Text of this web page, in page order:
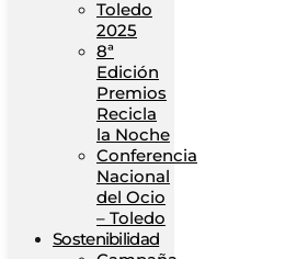
Toledo
2025
8ª
Edición
Premios
Recicla
la Noche
Conferencia
Nacional
del Ocio
– Toledo
Sostenibilidad